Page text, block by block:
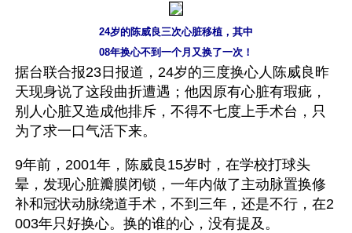
24岁的陈威良三次心脏移植，其中
08年换心不到一个月又换了一次！
据台联合报23日报道，24岁的三度换心人陈威良昨
天现身说了这段曲折遭遇；他因原有心脏有瑕疵，
别人心脏又造成他排斥，不得不七度上手术台，只
为了求一口气活下来。
9年前，2001年，陈威良15岁时，在学校打球头
晕，发现心脏瓣膜闭锁，一年内做了主动脉置换修
补和冠状动脉绕道手术，不到三年，还是不行，在2
003年只好换心。换的谁的心，没有提及。